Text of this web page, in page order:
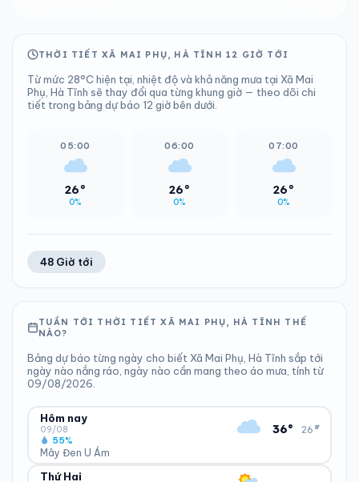
THỜI TIẾT XÃ MAI PHỤ, HÀ TĨNH 12 GIỜ TỚI
Từ mức 28°C hiện tại, nhiệt độ và khả năng mưa tại Xã Mai
Phụ, Hà Tĩnh sẽ thay đổi qua từng khung giờ — theo dõi chi
tiết trong bảng dự báo 12 giờ bên dưới.
05:00
26°
0%
06:00
26°
0%
07:00
26°
0%
48 Giờ tới
TUẦN TỚI THỜI TIẾT XÃ MAI PHỤ, HÀ TĨNH THẾ
NÀO?
Bảng dự báo từng ngày cho biết Xã Mai Phụ, Hà Tĩnh sắp tới
ngày nào nắng ráo, ngày nào cần mang theo áo mưa, tính từ
09/08/2026.
Hôm nay
09/08
Mây Đen U Ám
55%
36° 26°
▾
ĐỘ ẨM
Thứ Hai